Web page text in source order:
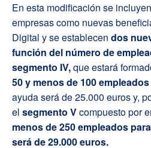
En esta modificación se
empresas como nuevas
Digital y se establecen dos
función del número de
segmento IV,que estará
50 y menos de 100 empleados
ayuda será de 25.000 euros y,
el segmento Vcompuesto por
menos de 250 empleados
será de 29.000 euros.